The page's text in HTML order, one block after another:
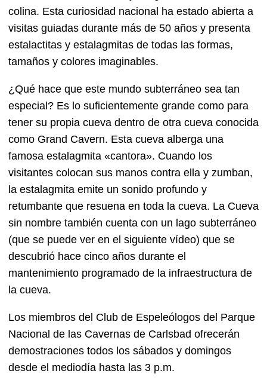
colina. Esta curiosidad nacional ha estado abierta a
visitas guiadas durante más de 50 años y presenta
estalactitas y estalagmitas de todas las formas,
tamaños y colores imaginables.
¿Qué hace que este mundo subterráneo sea tan
especial? Es lo suficientemente grande como para
tener su propia cueva dentro de otra cueva conocida
como Grand Cavern. Esta cueva alberga una
famosa estalagmita «cantora». Cuando los
visitantes colocan sus manos contra ella y zumban,
la estalagmita emite un sonido profundo y
retumbante que resuena en toda la cueva. La Cueva
sin nombre también cuenta con un lago subterráneo
(que se puede ver en el siguiente vídeo) que se
descubrió hace cinco años durante el
mantenimiento programado de la infraestructura de
la cueva.
Los miembros del Club de Espeleólogos del Parque
Nacional de las Cavernas de Carlsbad ofrecerán
demostraciones todos los sábados y domingos
desde el mediodía hasta las 3 p.m.